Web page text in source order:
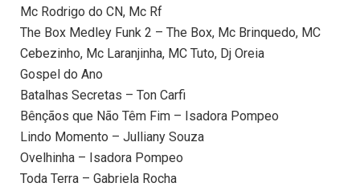
Mc Rodrigo do CN, Mc Rf
The Box Medley Funk 2 – The Box, Mc Brinquedo, MC
Cebezinho, Mc Laranjinha, MC Tuto, Dj Oreia
Gospel do Ano
Batalhas Secretas – Ton Carfi
Bênçãos que Não Têm Fim – Isadora Pompeo
Lindo Momento – Julliany Souza
Ovelhinha – Isadora Pompeo
Toda Terra – Gabriela Rocha